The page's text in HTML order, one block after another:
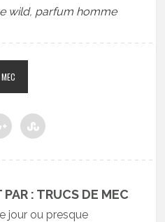
wild, parfum homme
PAR : TRUCS DE MEC
jour ou presque